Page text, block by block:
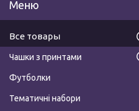
Все товары
Чашки з принтами
Футболки
Тематичні набори